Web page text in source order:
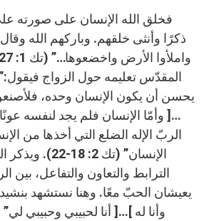
ذكرًا وأنثى خلقهم. وباركهم الله وقال
المقدّس تعليمه حول الزواج
يحسن أن يكون الإنسان وحده،
…[ وأمّا الإنسان فلم يجد لنفسه
الربّ الإله الضلع التي أخذها من
الإنسان” (تك 2:
الترابط والتعاون والتفاعل، بين
يعيشان الحبّ معًا. وهنا نستشهد بنشيد
وأنا له ]…[ أنا لحبيبي وحبيبي لي”